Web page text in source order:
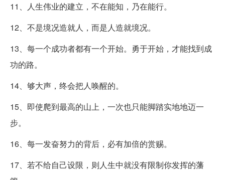
11、人生伟业的建立，不在能知，乃在能行。
12、不是境况造就人，而是人造就境况。
13、每一个成功者都有一个开始。勇于开始，才能找到成
功的路。
14、够大声，终会把人唤醒的。
15、即使爬到最高的山上，一次也只能脚踏实地地迈一
步。
16、每一发奋努力的背后，必有加倍的赏赐。
17、若不给自己设限，则人生中就没有限制你发挥的藩